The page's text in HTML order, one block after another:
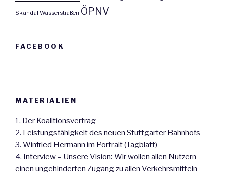
Skandal Wasserstraßen ÖPNV
FACEBOOK
MATERIALIEN
1. Der Koalitionsvertrag
2. Leistungsfähigkeit des neuen Stuttgarter Bahnhofs
3. Winfried Hermann im Portrait (Tagblatt)
4. Interview – Unsere Vision: Wir wollen allen Nutzern
einen ungehinderten Zugang zu allen Verkehrsmitteln